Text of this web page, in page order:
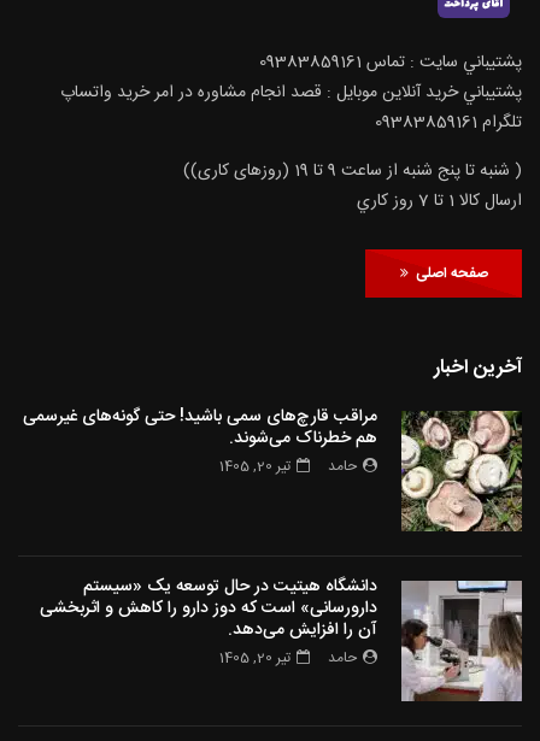
پشتيباني سايت : تماس 09383859161
پشتيباني خريد آنلاين موبايل : قصد انجام مشاوره در امر خرید واتساپ
تلگرام 09383859161
( شنبه تا پنج شنبه از ساعت 9 تا 19 (روزهای کاری))
ارسال كالا 1 تا 7 روز كاري
صفحه اصلی
آخرین اخبار
مراقب قارچ‌های سمی باشید! حتی گونه‌های غیرسمی
هم خطرناک می‌شوند.
حامد تیر 20, 1405
دانشگاه هیتیت در حال توسعه یک «سیستم
دارورسانی» است که دوز دارو را کاهش و اثربخشی
آن را افزایش می‌دهد.
حامد تیر 20, 1405